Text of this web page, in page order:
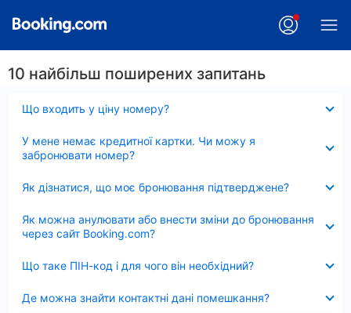
10 найбільш поширених запитань
Що входить у ціну номеру?
У мене немає кредитної картки. Чи можу я
забронювати номер?
Як дізнатися, що моє бронювання підтверджене?
Як можна анулювати або внести зміни до бронювання
через сайт Booking.com?
Що таке ПІН-код і для чого він необхідний?
Де можна знайти контактні дані помешкання?